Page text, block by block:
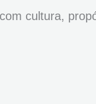
cultura,